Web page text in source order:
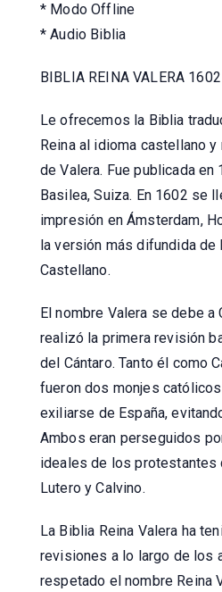
* Modo Offline
* Audio Biblia
BIBLIA REINA VALERA 1602
Le ofrecemos la Biblia
Reina al idioma castellano
de Valera. Fue publicada en
Basilea, Suiza. En 1602 se
impresión en Ámsterdam,
la versión más difundida de
Castellano.
El nombre Valera se debe a
realizó la primera revisión
del Cántaro. Tanto él como
fueron dos monjes
exiliarse de España,
Ambos eran perseguidos
ideales de los protestantes
Lutero y Calvino.
La Biblia Reina Valera ha
revisiones a lo largo de los
respetado el nombre Reina